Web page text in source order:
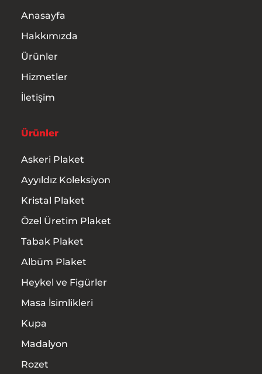
Anasayfa
Hakkımızda
Ürünler
Hizmetler
İletişim
Ürünler
Askeri Plaket
Ayyıldız Koleksiyon
Kristal Plaket
Özel Üretim Plaket
Tabak Plaket
Albüm Plaket
Heykel ve Figürler
Masa İsimlikleri
Kupa
Madalyon
Rozet